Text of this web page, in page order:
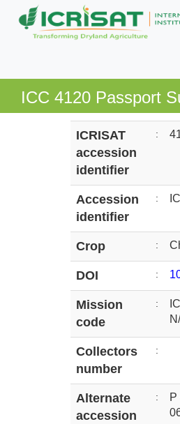
ICC 4120 Passport
ICRISAT
accession
identifier
:
Accession
identifier
:
Crop :
DOI :
Mission
code
:
Collectors
number
:
Alternate
accession
:
P